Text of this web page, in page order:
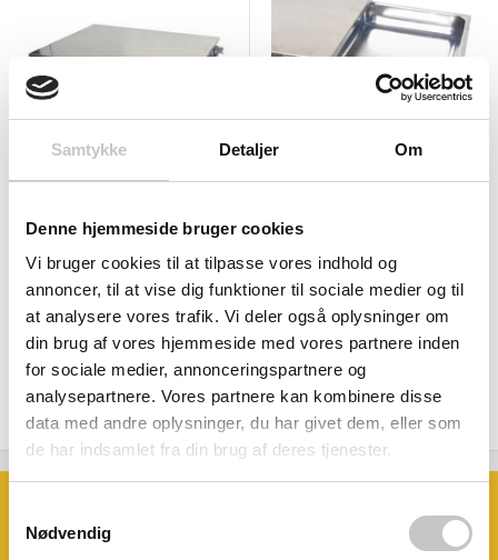
Samtykke Detaljer Om
Denne hjemmeside bruger cookies
Vi bruger cookies til at tilpasse vores indhold og
annoncer, til at vise dig funktioner til sociale medier og til
at analysere vores trafik. Vi deler også oplysninger om
din brug af vores hjemmeside med vores partnere inden
for sociale medier, annonceringspartnere og
analysepartnere. Vores partnere kan kombinere disse
data med andre oplysninger, du har givet dem, eller som
de har indsamlet fra din brug af deres tjenester.
Nødvendig
Limbo
U-mål: 800 x 650 x mm
Salgspris
1.980,00 kr
2.475,00 kr inkl. moms )
Tilføj til indkøbskurv
GN 1/1 til model Limbo
Salgspris
1.100,00 kr
Tilføj til indkøbskurv
Ønsker du at se eller prøve nogle af